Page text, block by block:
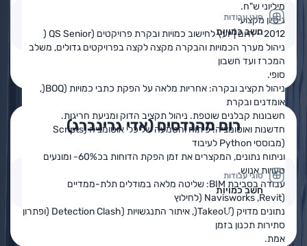
מיליוני ש"ח.
ניסיון מקצועי
2012 – היום | יועץ לחישוב כמויות ובקרת פרויקטים (QS Senior (
ניהול מערך הכמויות והבקרה מקצה לקצה בפרויקטים גדולים, משלב
המכרז ועד חשבון
סופי.
ניהול תקציב ובקרה: אחריות מלאה על הפקת כתבי כמויות (BOQ(,
אומדנים ובקרת
חשבונות קבלנים שוטפת. ניהול תקציב הדוק ומניעת חריגות.
חדשנות ואוטומציה: פיתוח והטמעה של כלי אוטומציה (Scripts
(מבוססי Python לעיבוד
וניתוח נתונים, המקצרים את זמן הפקת הדוחות בכ60%- ומונעים
טעויות אנוש.
עבודה בסביבת BIM: שליטה מלאה במודלים תלת-ממדיים
(Navisworks ,Revit (לחילוץ
נתונים מדויק (TakeoƯ(, איתור התנגשויות (Detection Clash (ופתרון
סתירות תכנון בזמן
אמת.
סוגי עבודות
חשב כמויות
פרטים נוספים
רום מהנדסים (אדי גרינברג)
סוגי עבודות
חשב כמויות
פרטים נוספים